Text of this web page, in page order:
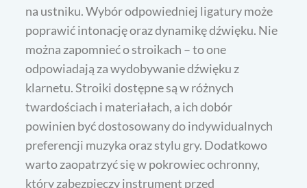
na ustniku. Wybór odpowiedniej ligatury może
poprawić intonację oraz dynamikę dźwięku. Nie
można zapomnieć o stroikach – to one
odpowiadają za wydobywanie dźwięku z
klarnetu. Stroiki dostępne są w różnych
twardościach i materiałach, a ich dobór
powinien być dostosowany do indywidualnych
preferencji muzyka oraz stylu gry. Dodatkowo
warto zaopatrzyć się w pokrowiec ochronny,
który zabezpieczy instrument przed